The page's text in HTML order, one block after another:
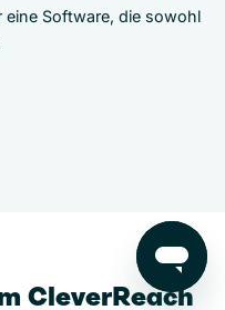
eine Software, die sowohl
CleverReach